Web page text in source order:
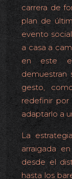
carrera de
plan de
evento
a casa a
en este
demuestran
gesto,
redefinir
adaptarlo a
La
arraigada
desde el
hasta los